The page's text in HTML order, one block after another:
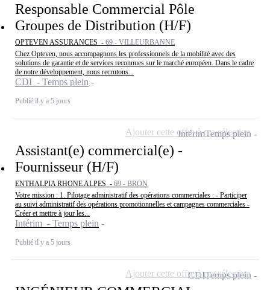
Responsable Commercial Pôle
Groupes de Distribution (H/F)
OPTEVEN ASSURANCES - 69 - VILLEURBANNE
Chez Opteven, nous accompagnons les professionnels de la mobilité avec des
solutions de garantie et de services reconnues sur le marché européen. Dans le cadre
de notre développement, nous recrutons...
CDI - Temps plein
Publié il y a 5 jours
Assistant(e) commercial(e) -
Fournisseur (H/F)
ENTHALPIA RHONE ALPES - 69 - BRON
Votre mission : 1. Pilotage administratif des opérations commerciales : - Participer
au suivi administratif des opérations promotionnelles et campagnes commerciales -
Créer et mettre à jour les...
Intérim - Temps plein
Publié il y a 5 jours
IntérimTemps plein
Ajouter cette offre à ma sélection
CDITemps plein
Ajouter cette offre à ma sélection